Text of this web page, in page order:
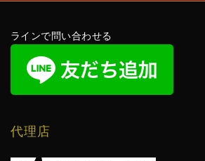
ラインで問い合わせる
代理店